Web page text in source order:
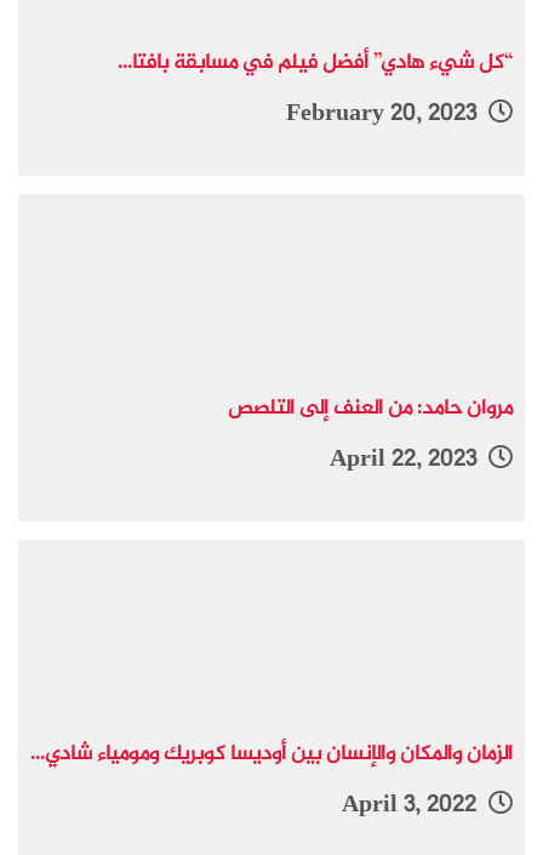
“كل شيء هادي” أفضل فيلم في مسابقة بافتا...
February 20, 2023
مروان حامد: من العنف إلى التلصص
April 22, 2023
الزمان والمكان والإنسان بين أوديسا كوبريك ومومياء شادي...